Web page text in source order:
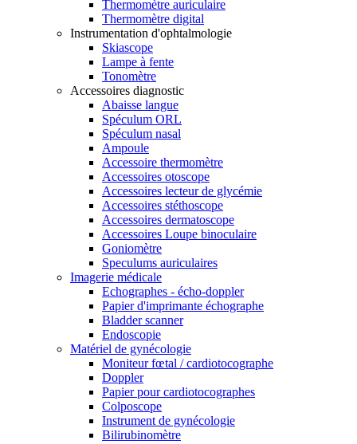
Thermomètre auriculaire
Thermomètre digital
Instrumentation d'ophtalmologie
Skiascope
Lampe à fente
Tonomètre
Accessoires diagnostic
Abaisse langue
Spéculum ORL
Spéculum nasal
Ampoule
Accessoire thermomètre
Accessoires otoscope
Accessoires lecteur de glycémie
Accessoires stéthoscope
Accessoires dermatoscope
Accessoires Loupe binoculaire
Goniomètre
Speculums auriculaires
Imagerie médicale
Echographes - écho-doppler
Papier d'imprimante échographe
Bladder scanner
Endoscopie
Matériel de gynécologie
Moniteur fœtal / cardiotocographe
Doppler
Papier pour cardiotocographes
Colposcope
Instrument de gynécologie
Bilirubinomètre